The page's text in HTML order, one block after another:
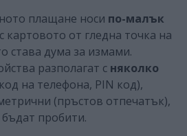
плащане носи по-малък
картовото от гледна точка на
става дума за измами.
разполагат с няколко
на телефона, PIN код),
(пръстов отпечатък),
пробити.